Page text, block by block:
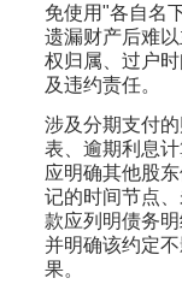
免使用"各自名
遗漏财产后难
权归属、过户
及违约责任。
涉及分期支付
表、逾期利息
应明确其他股
记的时间节点
款应列明债务
并明确该约定
果。